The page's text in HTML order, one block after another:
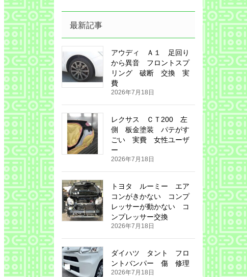
最新記事
アウディ Ａ１ 足回り
から異音 フロントスプ
リング 破断 交換 実
費
2026年7月18日
レクサス ＣＴ200 左
側 板金塗装 パテがす
ごい 実費 女性ユーザ
ー
2026年7月18日
トヨタ ルーミー エア
コンがきかない コンプ
レッサーが動かない コ
ンプレッサー交換
2026年7月18日
ダイハツ タント フロ
ントバンパー 傷 修理
2026年7月18日